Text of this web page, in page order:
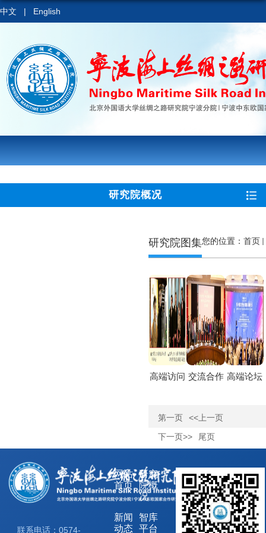
中文 | English
研究院概况
研究院图集您的位置： 首页
高端访问 交流合作 高端论坛
第一页
<<上一页
下一页>>
尾页
联系电话：0574-
网站
首页
研究
院概
况
新闻
动态
智库
平台